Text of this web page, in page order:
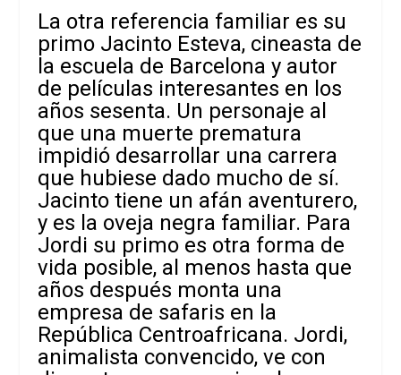
La otra referencia familiar es su
primo Jacinto Esteva, cineasta de
la escuela de Barcelona y autor
de películas interesantes en los
años sesenta. Un personaje al
que una muerte prematura
impidió desarrollar una carrera
que hubiese dado mucho de sí.
Jacinto tiene un afán aventurero,
y es la oveja negra familiar. Para
Jordi su primo es otra forma de
vida posible, al menos hasta que
años después monta una
empresa de safaris en la
República Centroafricana. Jordi,
animalista convencido, ve con